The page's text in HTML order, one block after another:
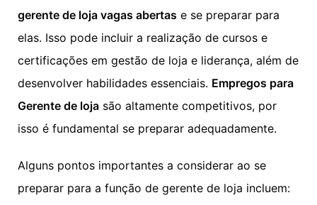
gerente de loja vagas abertas e se preparar para
elas. Isso pode incluir a realização de cursos e
certificações em gestão de loja e liderança, além de
desenvolver habilidades essenciais. Empregos para
Gerente de loja são altamente competitivos, por
isso é fundamental se preparar adequadamente.
Alguns pontos importantes a considerar ao se
preparar para a função de gerente de loja incluem: